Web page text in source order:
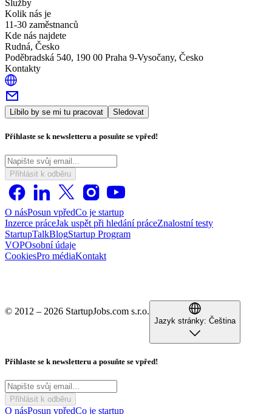
Služby
Kolik nás je
11-30 zaměstnanců
Kde nás najdete
Rudná, Česko
Poděbradská 540, 190 00 Praha 9-Vysočany, Česko
Kontakty
Líbilo by se mi tu pracovat Sledovat
Přihlaste se k newsletteru a posuňte se vpřed!
Přihlásit k odběru
O násPosun vpředCo je startup
Inzerce práceJak uspět při hledání práceZnalostní testy
StartupTalkBlogStartup Program
VOPOsobní údaje
CookiesPro médiaKontakt
© 2012 – 2026 StartupJobs.com s.r.o.
Jazyk stránky: Čeština
Přihlaste se k newsletteru a posuňte se vpřed!
Přihlásit k odběru
O násPosun vpředCo je startup